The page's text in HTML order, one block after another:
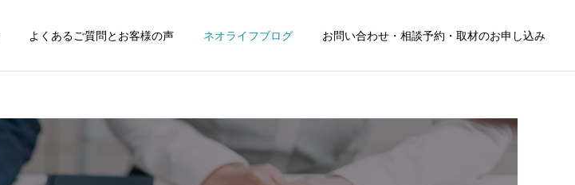
よくあるご質問とお客様の声 ネオライフブログ お問い合わせ・相談予約・取材のお申し込み